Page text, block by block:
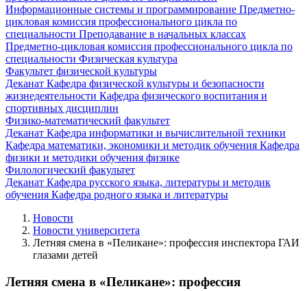
Информационные системы и программирование Предметно-
цикловая комиссия профессионального цикла по
специальности Преподавание в начальных классах
Предметно-цикловая комиссия профессионального цикла по
специальности Физическая культура
Факультет физической культуры
Деканат Кафедра физической культуры и безопасности
жизнедеятельности Кафедра физического воспитания и
спортивных дисциплин
Физико-математический факультет
Деканат Кафедра информатики и вычислительной техники
Кафедра математики, экономики и методик обучения Кафедра
физики и методики обучения физике
Филологический факультет
Деканат Кафедра русского языка, литературы и методик
обучения Кафедра родного языка и литературы
Новости
Новости университета
Летняя смена в «Пеликане»: профессия инспектора ГАИ
глазами детей
Летняя смена в «Пеликане»: профессия